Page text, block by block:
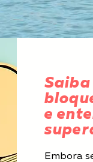
Saiba
e
Embora